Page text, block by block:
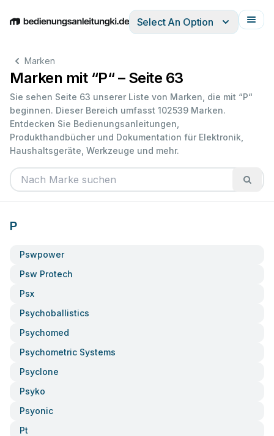
EnglishDeutschEspañolItalianoFrançais
Select An Option
Marken
Marken mit “P“ – Seite 63
Sie sehen Seite 63 unserer Liste von Marken, die mit “P“
beginnen. Dieser Bereich umfasst 102539 Marken.
Entdecken Sie Bedienungsanleitungen,
Produkthandbücher und Dokumentation für Elektronik,
Haushaltsgeräte, Werkzeuge und mehr.
P
Pswpower
Psw Protech
Psx
Psychoballistics
Psychomed
Psychometric Systems
Psyclone
Psyko
Psyonic
Pt